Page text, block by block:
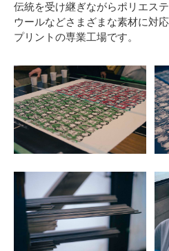
伝統を受け継ぎながらポリエス
ウールなどさまざまな素材に対
プリントの専業工場です。